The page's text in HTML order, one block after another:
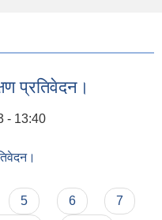
प्रतिवेदन।
- 13:40
5 6
7